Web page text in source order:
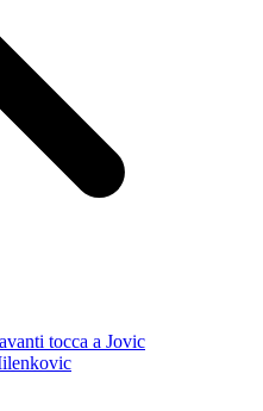
tocca a Jovic